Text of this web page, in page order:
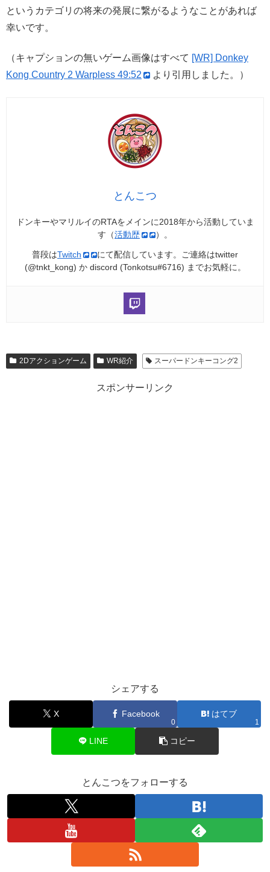
というカテゴリの将来の発展に繋がるようなことがあれば
幸いです。
（キャプションの無いゲーム画像はすべて [WR] Donkey
Kong Country 2 Warpless 49:52
より引用しました。）
とんこつ
ドンキーやマリルイのRTAをメインに2018年から活動していま
す（活動歴 ）。
普段はTwitch
にて配信しています。ご連絡はtwitter
(@tnkt_kong) か discord (Tonkotsu#6716) までお気軽に。
2Dアクションゲーム WR紹介 スーパードンキーコング2
スポンサーリンク
シェアする
X Facebook
0
はてブ
1
LINE コピー
とんこつをフォローする